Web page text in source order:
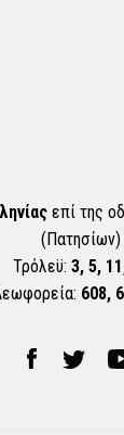
επί της
(Πατησίων)
Τρόλεϋ: 3, 5,
608,